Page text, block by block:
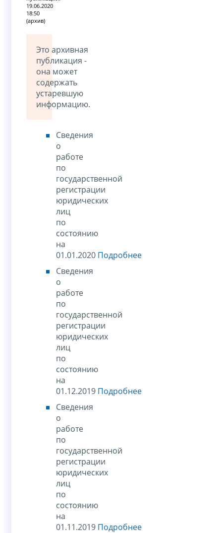
19.06.2020
18:50
(архив)
Это архивная
публикация -
она может
содержать
устаревшую
информацию.
Сведения
о
работе
по
государственной
регистрации
юридических
лиц
по
состоянию
на
01.01.2020 Подробнее
Сведения
о
работе
по
государственной
регистрации
юридических
лиц
по
состоянию
на
01.12.2019 Подробнее
Сведения
о
работе
по
государственной
регистрации
юридических
лиц
по
состоянию
на
01.11.2019 Подробнее